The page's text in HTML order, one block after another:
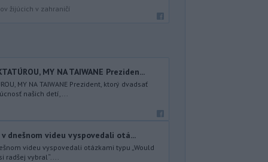
žijúcich v zahraničí
MY NA TAIWANE Preziden...
MY NA TAIWANE Prezident, ktorý dvadsať
našich detí,...
dnešnom videu vyspovedali otá...
videu vyspovedali otázkami typu „Would
radšej vybral“....